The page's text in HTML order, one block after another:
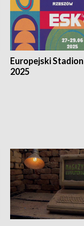
Europejski
2025